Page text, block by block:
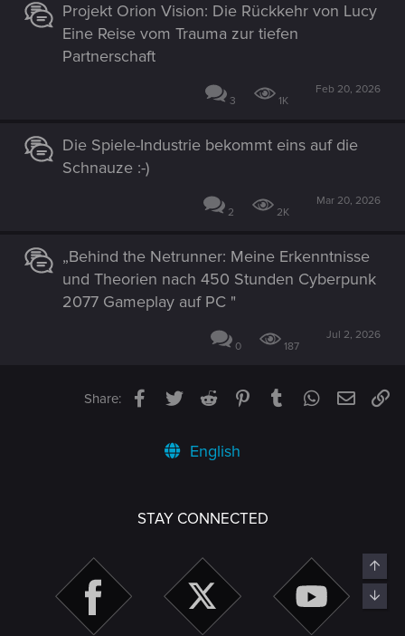
Projekt Orion Vision: Die Rückkehr von Lucy
Eine Reise vom Trauma zur tiefen
Partnerschaft
3 1K
Feb 20, 2026
Die Spiele-Industrie bekommt eins auf die
Schnauze :-)
2 2K
Mar 20, 2026
„Behind the Netrunner: Meine Erkenntnisse
und Theorien nach 450 Stunden Cyberpunk
2077 Gameplay auf PC "
0 187
Jul 2, 2026
Share: Facebook
TwitterReddit PinterestTumblrWhatsApp
Email
English
STAY CONNECTED
Top